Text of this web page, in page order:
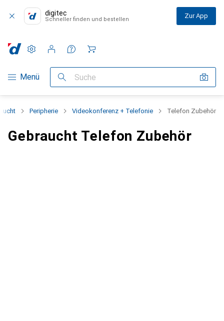
digitec
Schneller finden und bestellen Zur App
Navigation nach Kategorien
Menü Suche
Einstellungen
Kundenkonto
Vergleichslisten
Merklisten
Warenkorb
Peripherie Videokonferenz + Telefonie Telefon Zubehör
Gebraucht Telefon Zubehör